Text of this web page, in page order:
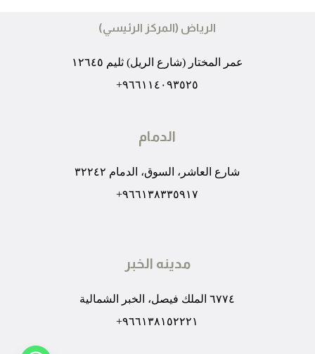
الرياض (المركز الرئيسي)
عمر المختار (شارع الريل) ثليم ١٢٦٤٥
٩٦٦١١٤٠٩٣٥٢٥+
الدمام
شارع العاشر، السوق، الدمام ٣٢٢٤٢
٩٦٦١٣٨٣٣٥٩١٧+
مدينه الخبر
٦٧٧٤ الملك فيصل، الخبر الشمالية
٩٦٦١٣٨١٥٢٢٢١+